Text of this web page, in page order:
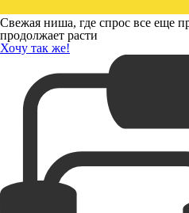
Свежая ниша, где спрос все еще
продолжает расти
Хочу так же!